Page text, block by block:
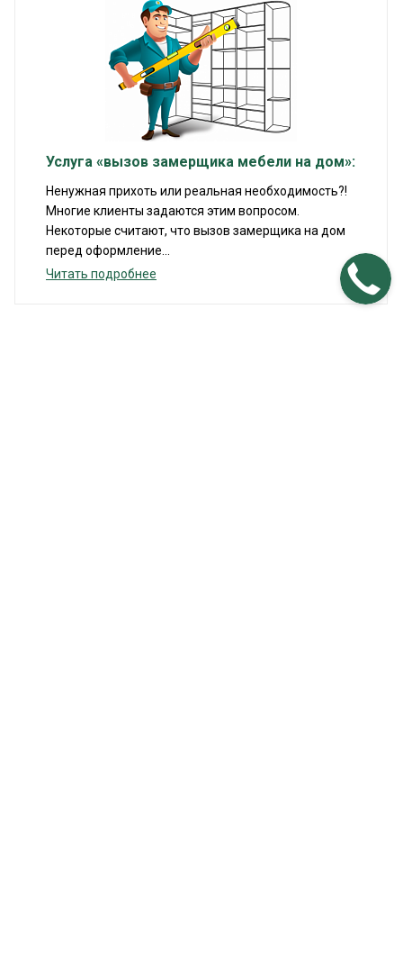
Услуга «вызов замерщика мебели на дом»:
Ненужная прихоть или реальная необходимость?!
Многие клиенты задаются этим вопросом.
Некоторые считают, что вызов замерщика на дом
перед оформление...
Читать подробнее